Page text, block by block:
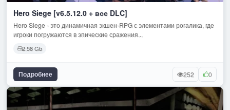
Hero Siege [v6.5.12.0 + все DLC]
Hero Siege - это динамичная экшен-RPG с элементами рогалика, где
игроки погружаются в эпические сражения...
2.58 Gb
Подробнее 252 0